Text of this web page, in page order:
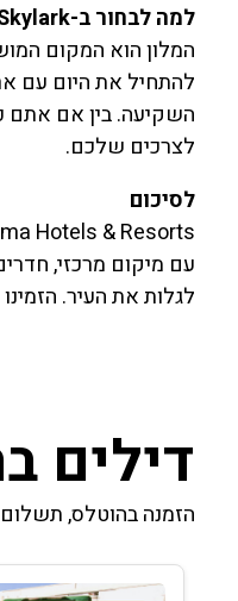
למה לבחור ב-Skylark?
המלון הוא המקום
להתחיל את היום עם
לצרכים שלכם.
לסיכום
עם מיקום מרכזי,
לגלות את העיר.
דילים
הזמנה בהוטלס, תשלום